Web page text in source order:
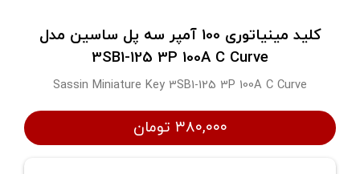
کلید مینیاتوری 100 آمپر سه پل ساسین مدل
3SB1-125 3P 100A C Curve
Sassin Miniature Key 3SB1-125 3P 100A C Curve
۳۸۰,۰۰۰ تومان